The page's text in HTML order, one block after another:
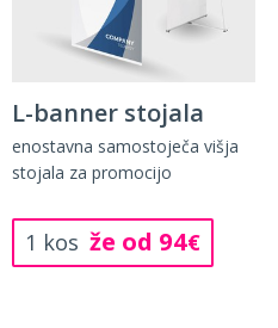
L-banner stojala
enostavna samostoječa višja
stojala za promocijo
1 kos že od 94€